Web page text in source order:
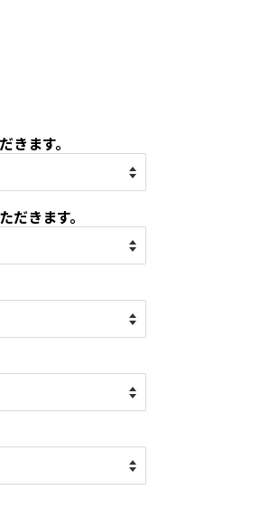
ます。
きます。